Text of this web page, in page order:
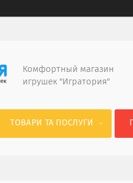
Комфортный магазин
игрушек "Игратория"
ТОВАРИ ТА ПОСЛУГИ